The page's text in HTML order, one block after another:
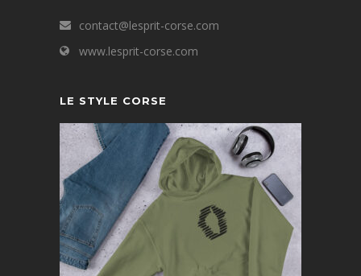
contact@lesprit-corse.com
www.lesprit-corse.com
LE STYLE CORSE